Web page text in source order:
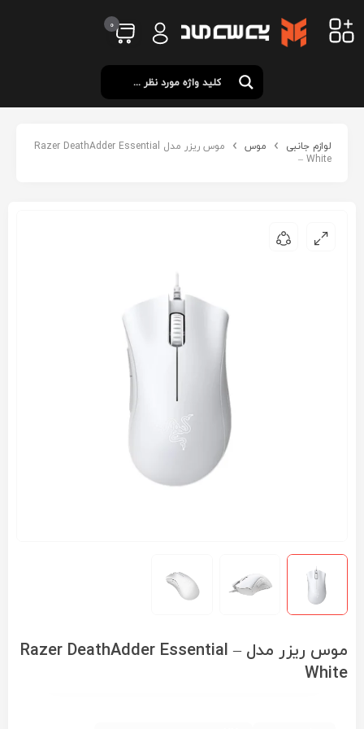
0
لوازم جانبی موس
موس ریزر مدل Razer DeathAdder Essential
– White
موس ریزر مدل Razer DeathAdder Essential –
White